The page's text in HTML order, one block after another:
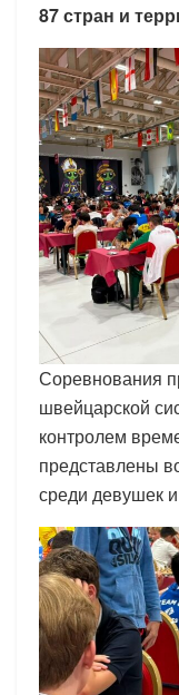
87 стран и
Соревнования
швейцарской
контролем
представлены
среди девушек